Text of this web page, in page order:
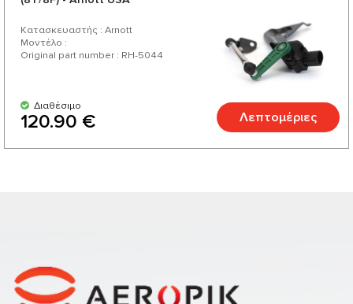
Κατασκευαστής : Arnott
Μοντέλο :
Original part number : RH-5044
Διαθέσιμο
120.90 € Λεπτομέριες